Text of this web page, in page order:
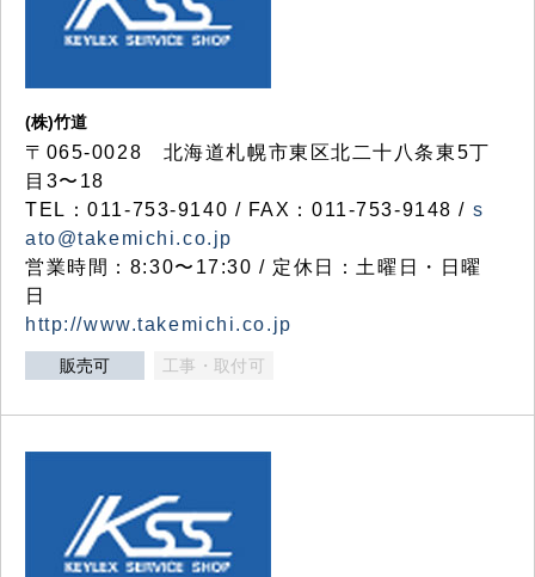
(株)竹道
〒065-0028 北海道札幌市東区北二十八条東5丁
目3〜18
TEL：011-753-9140 / FAX：011-753-9148 / s
ato@takemichi.co.jp
営業時間：8:30〜17:30 / 定休日：土曜日・日曜
日
http://www.takemichi.co.jp
販売可 工事・取付可